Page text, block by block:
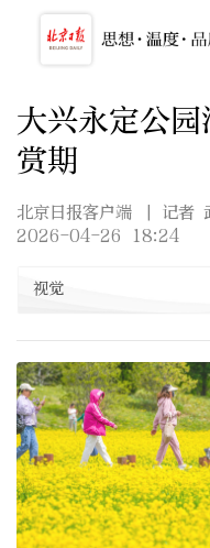
大兴永定公
赏期
北京日报客户端
| 记者
2026-04-26 18:24
视觉